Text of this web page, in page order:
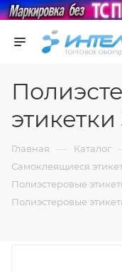
Главная — Каталог
Самоклеящиеся
Полиэстеровые
Полиэстеровые